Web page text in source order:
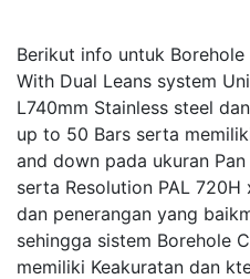
Berikut info untuk Borehole
With Dual Leans system
L740mm Stainless steel
up to 50 Bars serta
and down pada ukuran
serta Resolution PAL
dan penerangan yang
sehingga sistem Borehole
memiliki Keakuratan dan